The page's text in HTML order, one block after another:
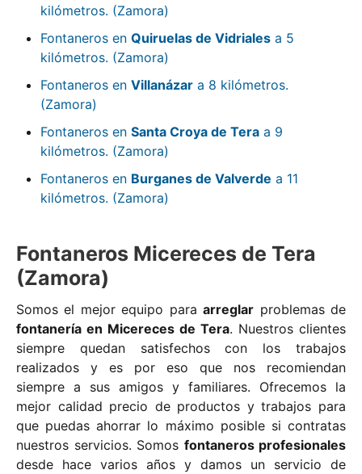
kilómetros. (Zamora)
Fontaneros en Quiruelas de Vidriales a 5
kilómetros. (Zamora)
Fontaneros en Villanázar a 8 kilómetros.
(Zamora)
Fontaneros en Santa Croya de Tera a 9
kilómetros. (Zamora)
Fontaneros en Burganes de Valverde a 11
kilómetros. (Zamora)
Fontaneros Micereces de Tera
(Zamora)
Somos el mejor equipo paraarreglar problemas de
fontanería en Micereces de Tera. Nuestros clientes
siempre quedan satisfechos con los trabajos
realizados y es por eso que nos recomiendan
siempre a sus amigos y familiares. Ofrecemos la
mejor calidad precio de productos y trabajos para
que puedas ahorrar lo máximo posible si contratas
nuestros servicios. Somos fontaneros profesionales
desde hace varios años y damos un servicio de